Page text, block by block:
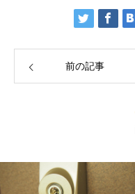
前の記事